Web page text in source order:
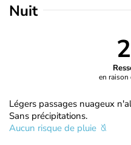
Nuit
en
Légers passages nuageux
Sans précipitations.
Aucun risque de pluie